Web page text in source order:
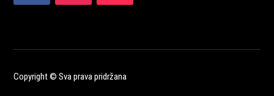
Copyright © Sva prava pridržana